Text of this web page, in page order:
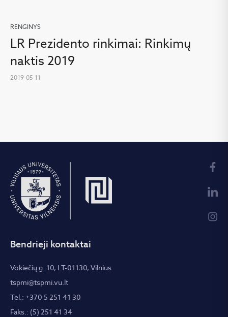
RENGINYS
LR Prezidento rinkimai: Rinkimų
naktis 2019
2019-05-11
Bendrieji kontaktai
Vokiečių g. 10, LT-01130, Vilnius
tspmi@tspmi.vu.lt
Tel.: +370 5 251 41 30
Faks.: (5) 251 41 34